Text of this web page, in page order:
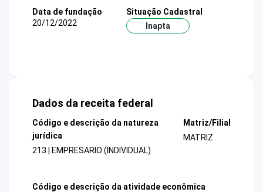
Data de fundação
20/12/2022
Situação Cadastral
Inapta
Dados da receita federal
Código e descrição da natureza
jurídica
213 | EMPRESARIO (INDIVIDUAL)
Matriz/Filial
MATRIZ
Código e descrição da atividade econômica